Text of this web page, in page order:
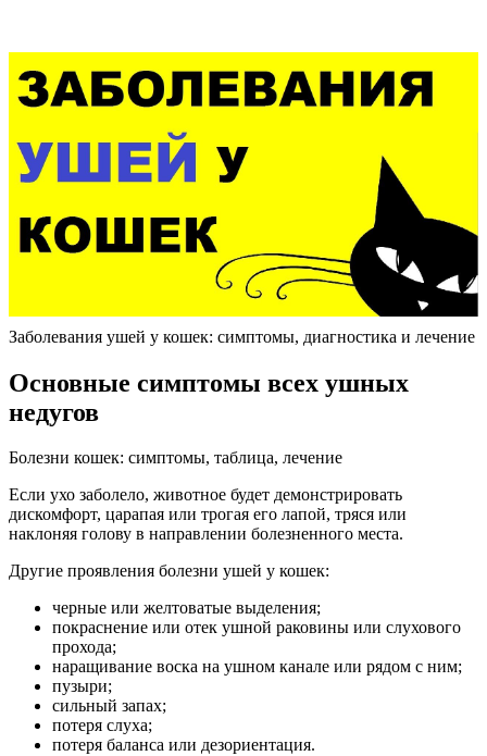
Заболевания ушей у кошек: симптомы, диагностика и лечение
Основные симптомы всех ушных
недугов
Болезни кошек: симптомы, таблица, лечение
Если ухо заболело, животное будет демонстрировать
дискомфорт, царапая или трогая его лапой, тряся или
наклоняя голову в направлении болезненного места.
Другие проявления болезни ушей у кошек:
черные или желтоватые выделения;
покраснение или отек ушной раковины или слухового
прохода;
наращивание воска на ушном канале или рядом с ним;
пузыри;
сильный запах;
потеря слуха;
потеря баланса или дезориентация.